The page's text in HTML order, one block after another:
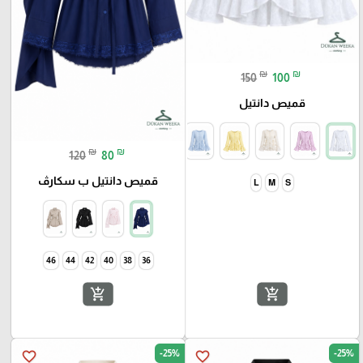
150 ₪ 100 ₪
قميص دانتيل
‏S
‏M
‏L
add_shopping_cart
120 ₪ 80 ₪
قميص دانتيل ب سكارڤ
36
38
40
42
44
46
add_shopping_cart
favorite_border -25%
favorite_border -25%